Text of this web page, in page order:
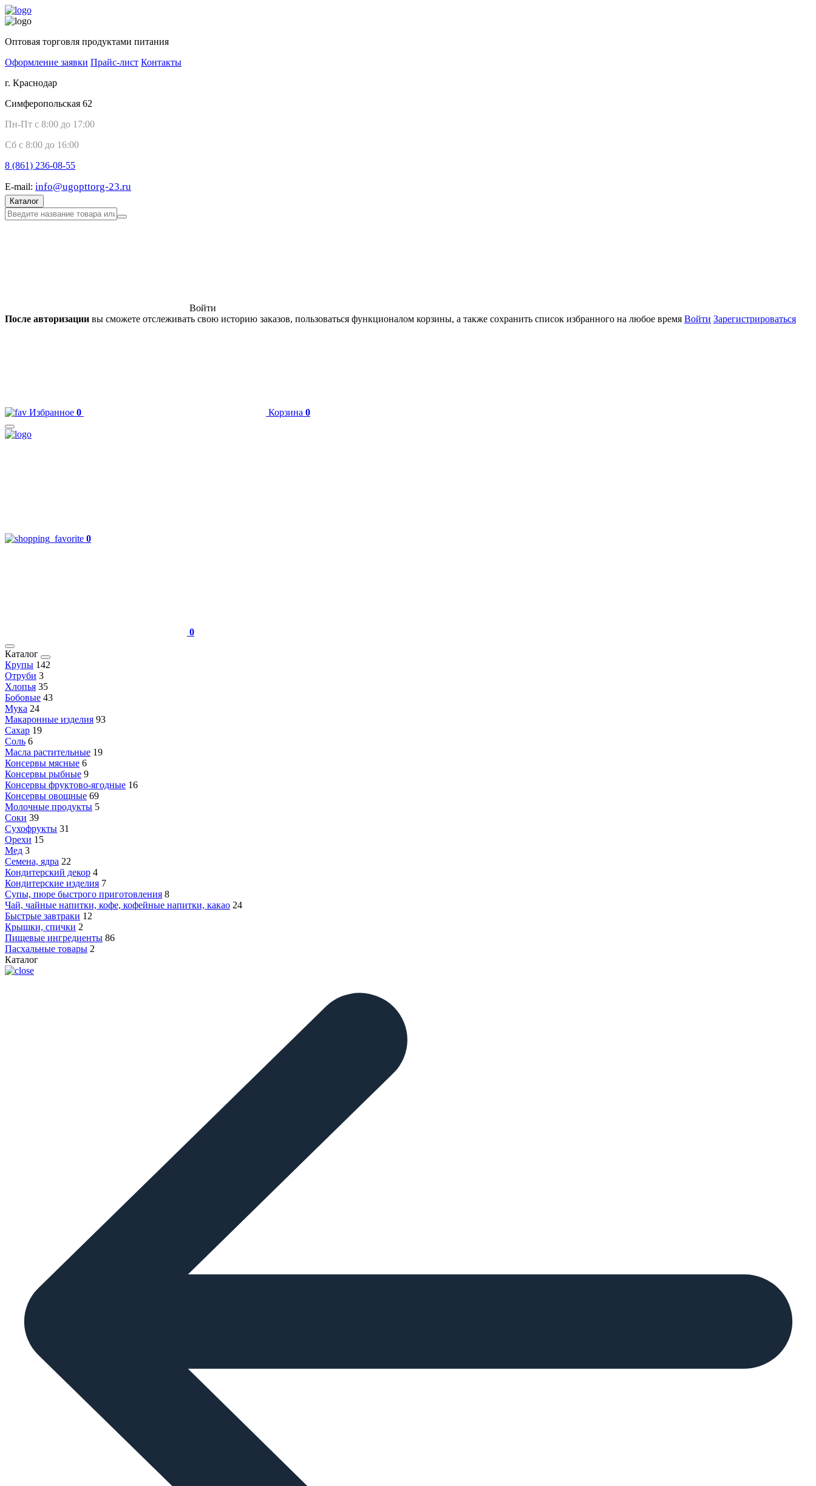
Оптовая торговля продуктами питания
Оформление заявки Прайс-лист Контакты
г. Краснодар
Симферопольская 62
Пн-Пт с 8:00 до 17:00
Сб с 8:00 до 16:00
8 (861) 236-08-55
E-mail: info@ugopttorg-23.ru
Каталог
Войти
После авторизации вы сможете отслеживать свою историю заказов, пользоваться функционалом корзины, а также сохранить список избранного на любое время Войти Зарегистрироваться
Избранное 0 Корзина 0
0
0
Каталог
Крупы 142
Отруби 3
Хлопья 35
Бобовые 43
Мука 24
Макаронные изделия 93
Сахар 19
Соль 6
Масла растительные 19
Консервы мясные 6
Консервы рыбные 9
Консервы фруктово-ягодные 16
Консервы овощные 69
Молочные продукты 5
Соки 39
Сухофрукты 31
Орехи 15
Мед 3
Семена, ядра 22
Кондитерский декор 4
Кондитерские изделия 7
Супы, пюре быстрого приготовления 8
Чай, чайные напитки, кофе, кофейные напитки, какао 24
Быстрые завтраки 12
Крышки, спички 2
Пищевые ингредиенты 86
Пасхальные товары 2
Каталог